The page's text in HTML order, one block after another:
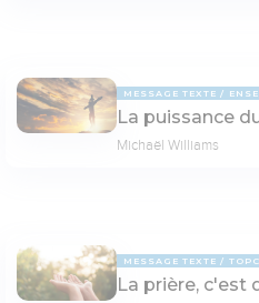
MESSAGE TEXTE
La puissance
Michaël Williams
MESSAGE TEXTE
La prière, c'est